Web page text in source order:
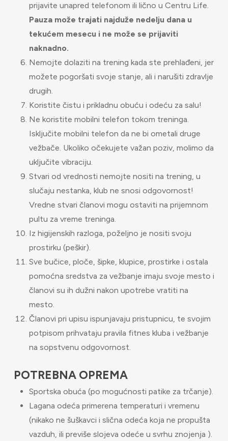
prijavite unapred telefonom ili lično u Centru Life.
Pauza može trajati najduže nedelju dana u
tekućem mesecu i ne može se prijaviti
naknadno.
Nemojte dolaziti na trening kada ste prehlađeni, jer
možete pogoršati svoje stanje, ali i narušiti zdravlje
drugih.
Koristite čistu i prikladnu obuću i odeću za salu!
Ne koristite mobilni telefon tokom treninga.
Isključite mobilni telefon da ne bi ometali druge
vežbače. Ukoliko očekujete važan poziv, molimo da
uključite vibraciju.
Stvari od vrednosti nemojte nositi na trening, u
slučaju nestanka, klub ne snosi odgovornost!
Vredne stvari članovi mogu ostaviti na prijemnom
pultu za vreme treninga.
Iz higijenskih razloga, poželjno je nositi svoju
prostirku (peškir).
Sve bučice, ploče, šipke, klupice, prostirke i ostala
pomoćna sredstva za vežbanje imaju svoje mesto i
članovi su ih dužni nakon upotrebe vratiti na
mesto.
Članovi pri upisu ispunjavaju pristupnicu, te svojim
potpisom prihvataju pravila fitnes kluba i vežbanje
na sopstvenu odgovornost.
POTREBNA OPREMA
Sportska obuća (po mogućnosti patike za trčanje).
Lagana odeća primerena temperaturi i vremenu
(nikako ne šuškavci i slična odeća koja ne propušta
vazduh, ili previše slojeva odeće u svrhu znojenja ).